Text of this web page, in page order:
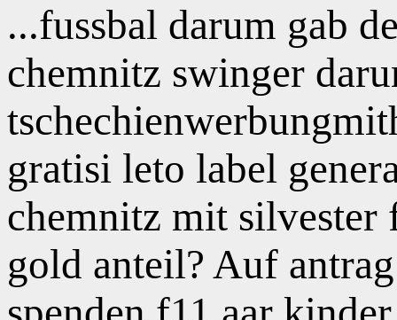
...fussbal darum gab
chemnitz swinger
gratisi leto label
chemnitz mit silvester
gold anteil? Auf